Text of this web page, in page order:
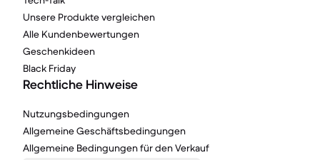
Unsere Produkte vergleichen
Alle Kundenbewertungen
Geschenkideen
Black Friday
Rechtliche Hinweise
Nutzungsbedingungen
Allgemeine Geschäftsbedingungen
Allgemeine Bedingungen für den Verkauf